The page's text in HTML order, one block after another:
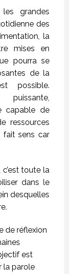
grandes
des
la
mises en
pourra se
de la
possible.
capable de
ressources
fait sens car
toute la
dans le
desquelles
de réflexion
est
la parole